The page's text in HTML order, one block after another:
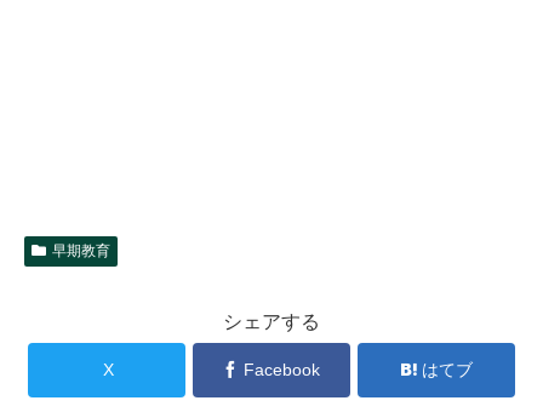
早期教育
シェアする
X Facebook はてブ